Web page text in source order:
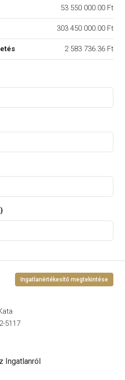
53 550 000.00 Ft
303 450 000.00 Ft
2 583 736.36 Ft
Ingatlanértékesítő megtekintése
5117
Ingatlanról